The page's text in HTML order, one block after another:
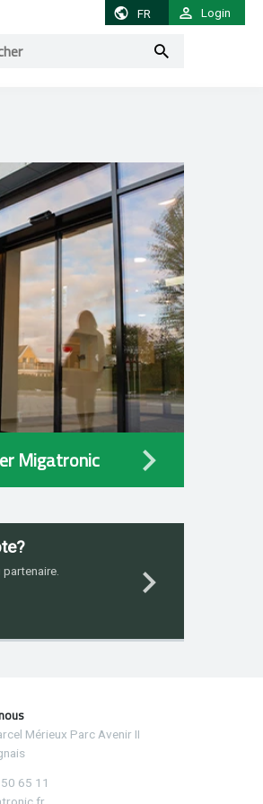
Login
FR
Migatronic
Mérieux Parc Avenir II
65 11